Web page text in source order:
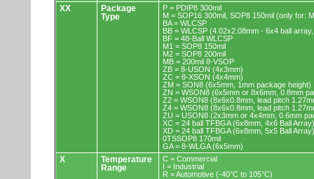
XX
Package
Type
P = PDIP8 300mil
M = SOP16 300mil, SOP8 150mil (only for:
BA = WLCSP
BB = WLCSP (4.02x2.08mm - 6x4 ball
BF = 48-Ball WLCSP
M1 = SOP8 150mil
M2 = SOP8 200mil
MB = 200mil 8-VSOP
ZB = 8-USON (4x3mm)
ZC = 8-XSON (4x4mm)
ZM = SON8 (6x5mm, 1mm package height)
ZN = WSON8 (6x5mm or 8x6mm, 0.8mm
Z2 = WSON8 (8x6x0.8mm, lead pitch
Z4 = WSON8 (8x6x0.8mm, lead pitch
ZU = USON8 (2x3mm or 4x4mm, 0.6mm
XC = 24 ball TFBGA (6x8mm, 4x6 Ball Array)
XD = 24 ball TFBGA (6x8mm, 5x5 Ball Array)
0TSSOP8 170mil
GA = 8-WLGA (6x5mm)
X
Temperature
Range
C = Commercial
I = Industrial
R = Automotive (-40°C to 105°C)